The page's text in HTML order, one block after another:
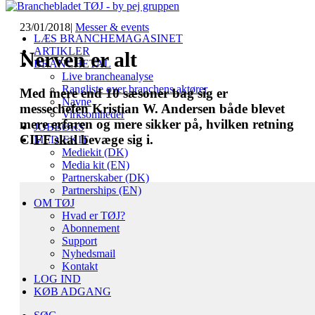
LÆS BRANCHEMAGASINET
ARTIKLER
BRANCHETAL
Live brancheanalyse
Rangliste over branchens aktører
Navne
Virksomheder
JOBBØRS
MEDIEKIT
Mediekit (DK)
Media kit (EN)
Partnerskaber (DK)
Partnerships (EN)
OM TØJ
Hvad er TØJ?
Abonnement
Support
Nyhedsmail
Kontakt
LOG IND
KØB ADGANG
23/01/2018| Messer & events
Nerven er alt
Med mere end 10 sæsoner bag sig er
messechefen Kristian W. Andersen både blevet
mere erfaren og mere sikker på, hvilken retning
CIFF skal bevæge sig i.